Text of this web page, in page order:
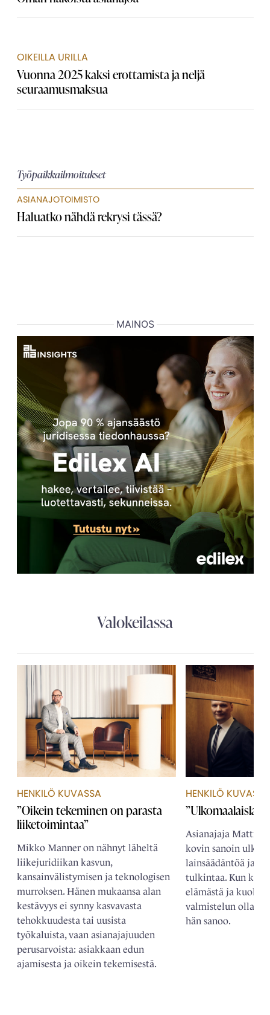
OIKEILLA URILLA
Vuonna 2025 kaksi erottamista ja neljä
seuraamusmaksua
Työpaikkailmoitukset
ASIANAJOTOIMISTO
Haluatko nähdä rekrysi tässä?
MAINOS
Valokeilassa
HENKILÖ KUVASSA
”Oikein tekeminen on parasta
liiketoimintaa”
Mikko Manner on nähnyt läheltä
liikejuridiikan kasvun,
kansainvälistymisen ja teknologisen
murroksen. Hänen mukaansa alan
kestävyys ei synny kasvavasta
tehokkuudesta tai uusista
työkaluista, vaan asianajajuuden
perusarvoista: asiakkaan edun
ajamisesta ja oikein tekemisestä.
HENKILÖ KUVASSA
Asianajaja Matti
kovin sanoin
lainsäädäntöä ja
tulkintaa. Kun
elämästä ja
valmistelun olla
hän sanoo.